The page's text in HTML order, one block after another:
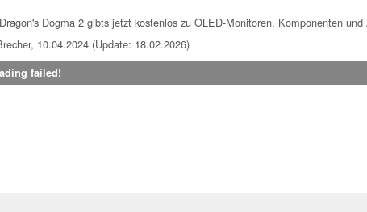
Dogma 2 gibts jetzt kostenlos zu OLED-Monitoren, Komponenten
10.04.2024 (Update: 18.02.2026)
failed!